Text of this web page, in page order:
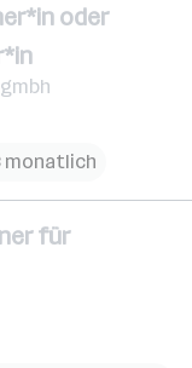
oder
monatlich
für